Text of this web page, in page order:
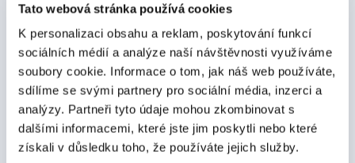
Tato webová stránka používá cookies
K personalizaci obsahu a reklam, poskytování funkcí
sociálních médií a analýze naší návštěvnosti využíváme
soubory cookie. Informace o tom, jak náš web používáte,
sdílíme se svými partnery pro sociální média, inzerci a
analýzy. Partneři tyto údaje mohou zkombinovat s
dalšími informacemi, které jste jim poskytli nebo které
získali v důsledku toho, že používáte jejich služby.